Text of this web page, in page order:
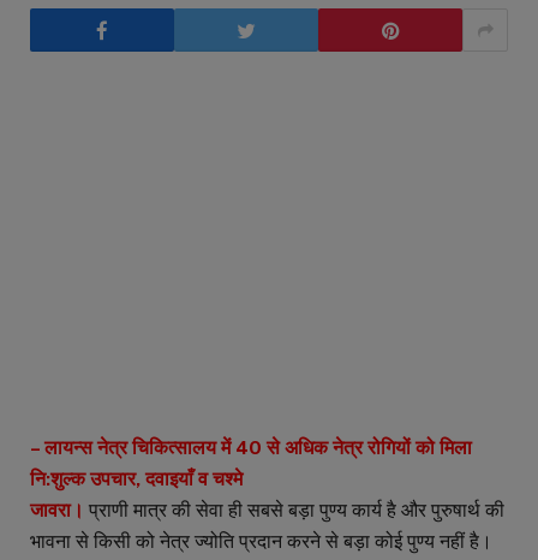
– लायन्स नेत्र चिकित्सालय में 40 से अधिक नेत्र रोगियों को मिला
नि:शुल्क उपचार, दवाइयाँ व चश्मे
जावरा। प्राणी मात्र की सेवा ही सबसे बड़ा पुण्य कार्य है और पुरुषार्थ की
भावना से किसी को नेत्र ज्योति प्रदान करने से बड़ा कोई पुण्य नहीं है।